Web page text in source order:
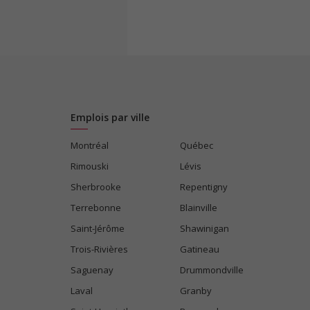
Emplois par ville
Montréal
Québec
Rimouski
Lévis
Sherbrooke
Repentigny
Terrebonne
Blainville
Saint-Jérôme
Shawinigan
Trois-Rivières
Gatineau
Saguenay
Drummondville
Laval
Granby